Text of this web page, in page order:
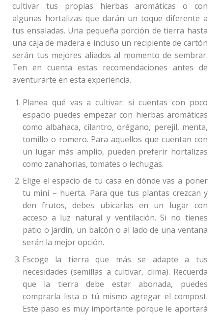
cultivar tus propias hierbas aromáticas o con
algunas hortalizas que darán un toque diferente a
tus ensaladas. Una pequeña porción de tierra hasta
una caja de madera e incluso un recipiente de cartón
serán tus mejores aliados al momento de sembrar.
Ten en cuenta estas recomendaciones antes de
aventurarte en esta experiencia.
Planea qué vas a cultivar: si cuentas con poco
espacio puedes empezar con hierbas aromáticas
como albahaca, cilantro, orégano, perejil, menta,
tomillo o romero. Para aquellos que cuentan con
un lugar más amplio, pueden preferir hortalizas
como zanahorias, tomates o lechugas.
Elige el espacio de tu casa en dónde vas a poner
tu mini – huerta. Para que tus plantas crezcan y
den frutos, debes ubicarlas en un lugar con
acceso a luz natural y ventilación. Si no tienes
patio o jardín, un balcón o al lado de una ventana
serán la mejor opción.
Escoge la tierra que más se adapte a tus
necesidades (semillas a cultivar, clima). Recuerda
que la tierra debe estar abonada, puedes
comprarla lista o tú mismo agregar el compost.
Este paso es muy importante porque le aportará